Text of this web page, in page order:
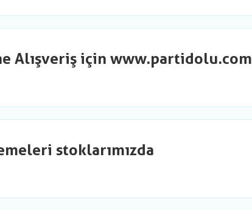
Alışveriş için www.partidolu.com
stoklarımızda